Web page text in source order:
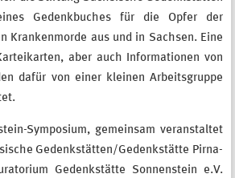
Gedenkbuches für die Opfer der
Krankenmorde aus und in Sachsen. Eine
aber auch Informationen von
dafür von einer kleinen Arbeitsgruppe
Symposium, gemeinsam veranstaltet
Gedenkstätten/Gedenkstätte Pirna-
Gedenkstätte Sonnenstein e.V.